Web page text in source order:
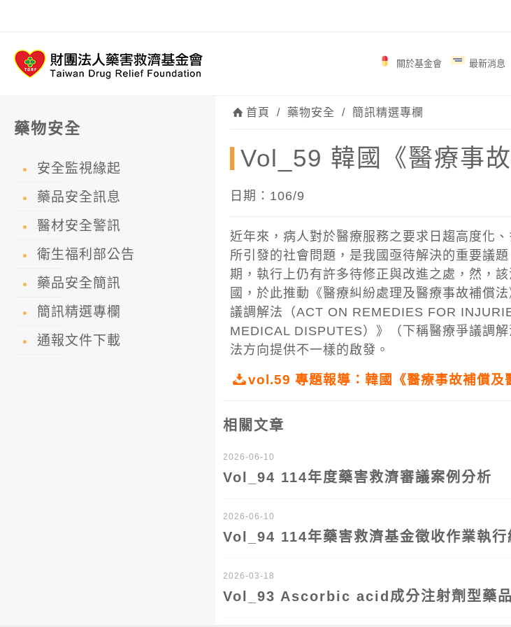
關於基金會 最新消息
首頁 / 藥物安全 / 簡訊精選專欄
Vol_59 韓國《醫療事
日期：106/9
近年來，病人對於醫療服務之要求日趨高度化
所引發的社會問題，是我國亟待解決的重要議
期，執行上仍有許多待修正與改進之處，然，
國，於此推動《醫療糾紛處理及醫療事故補償
議調解法（ACT ON REMEDIES FOR
MEDICAL DISPUTES）》（下稱醫療爭議調
法方向提供不一樣的啟發。
vol.59 專題報導：韓國《醫療事故補償及
相關文章
2026-06-10
Vol_94 114年度藥害救濟審議案例分析
2026-06-10
Vol_94 114年藥害救濟基金徵收作業執行
2026-03-18
Vol_93 Ascorbic acid成分注射劑型藥品
藥物安全
安全監視緣起
藥品安全訊息
醫材安全警訊
衛生福利部公告
藥品安全簡訊
簡訊精選專欄
通報文件下載